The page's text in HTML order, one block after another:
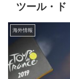
ツール・ド
海外情報